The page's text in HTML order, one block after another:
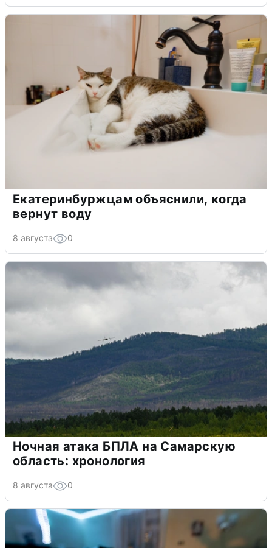
Екатеринбуржцам объяснили, когда
вернут воду
8 августа 0
Ночная атака БПЛА на Самарскую
область: хронология
8 августа 0